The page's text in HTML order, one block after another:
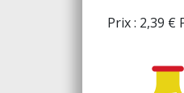
Prix : 2,39 €